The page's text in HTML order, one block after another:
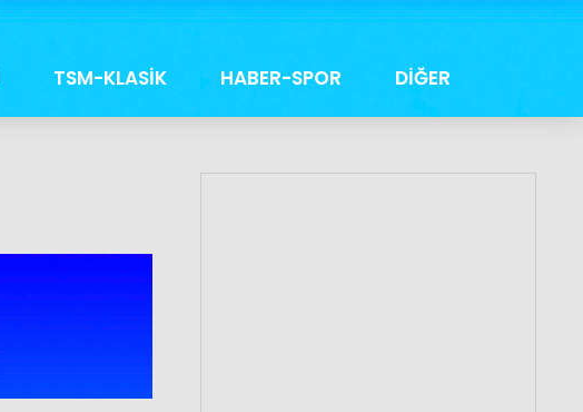
TSM-KLASİK HABER-SPOR DİĞER